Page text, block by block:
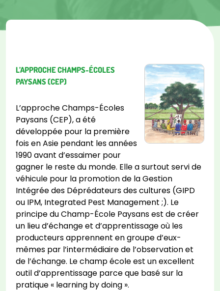
L’APPROCHE CHAMPS-ÉCOLES
PAYSANS (CEP)
L’approche Champs-Écoles
Paysans (CEP), a été
développée pour la première
fois en Asie pendant les années
1990 avant d’essaimer pour
gagner le reste du monde. Elle a surtout servi de
véhicule pour la promotion de la Gestion
Intégrée des Déprédateurs des cultures (GIPD
ou IPM, Integrated Pest Management ;). Le
principe du Champ-École Paysans est de créer
un lieu d’échange et d’apprentissage où les
producteurs apprennent en groupe d’eux-
mêmes par l’intermédiaire de l’observation et
de l’échange. Le champ école est un excellent
outil d’apprentissage parce que basé sur la
pratique « learning by doing ».